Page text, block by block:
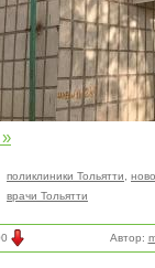
поликлиники Тольятти
врачи Тольятти
Автор: